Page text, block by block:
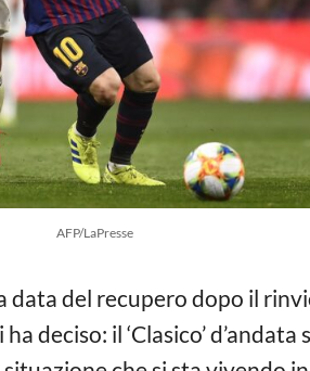
AFP/LaPresse
data del recupero dopo il
deciso: il ‘Clasico’ d’andata